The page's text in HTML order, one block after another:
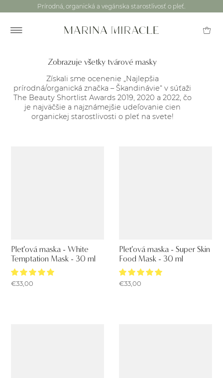
Prírodná, organická a vegánska starostlivosť o pleť.
Zobrazuje všetky tvárové masky
Získali sme ocenenie „Najlepšia
prírodná/organická značka – Škandinávie“ v súťaži
The Beauty Shortlist Awards 2019, 2020 a 2022, čo
je najväčšie a najznámejšie udeľovanie cien
organickej starostlivosti o pleť na svete!
Pleťová maska - White
Temptation Mask - 30 ml
€33,00
Pleťová maska - Super Skin
Food Mask - 30 ml
€33,00